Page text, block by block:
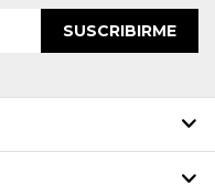
SUSCRIBIRME